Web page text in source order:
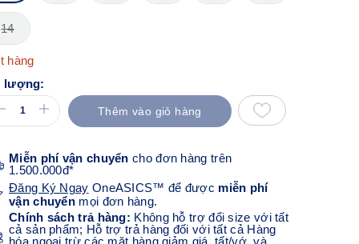
14
hàng
lượng:
Thêm vào giỏ hàng
Miễn phí vận chuyển cho đơn hàng trên
1.500.000đ*
Đăng Ký Ngay OneASICS™ để được miễn phí
vận chuyển mọi đơn hàng.
Chính sách trả hàng: Không hỗ trợ đổi size với tất
cả sản phẩm; Hỗ trợ trả hàng đối với tất cả Hàng
hóa ngoại trừ các mặt hàng giảm giá, tất/vớ, và